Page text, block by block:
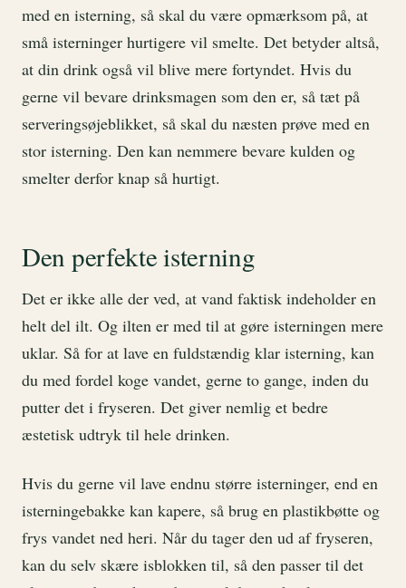
med en isterning, så skal du være opmærksom på, at
små isterninger hurtigere vil smelte. Det betyder altså,
at din drink også vil blive mere fortyndet. Hvis du
gerne vil bevare drinksmagen som den er, så tæt på
serveringsøjeblikket, så skal du næsten prøve med en
stor isterning. Den kan nemmere bevare kulden og
smelter derfor knap så hurtigt.
Den perfekte isterning
Det er ikke alle der ved, at vand faktisk indeholder en
helt del ilt. Og ilten er med til at gøre isterningen mere
uklar. Så for at lave en fuldstændig klar isterning, kan
du med fordel koge vandet, gerne to gange, inden du
putter det i fryseren. Det giver nemlig et bedre
æstetisk udtryk til hele drinken.
Hvis du gerne vil lave endnu større isterninger, end en
isterningebakke kan kapere, så brug en plastikbøtte og
frys vandet ned heri. Når du tager den ud af fryseren,
kan du selv skære isblokken til, så den passer til det